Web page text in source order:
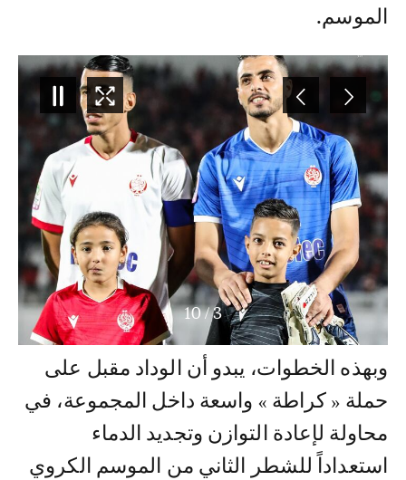
الموسم.
3
/
10
وبهذه الخطوات، يبدو أن الوداد مقبل على
حملة « كراطة » واسعة داخل المجموعة، في
محاولة لإعادة التوازن وتجديد الدماء
استعداداً للشطر الثاني من الموسم الكروي